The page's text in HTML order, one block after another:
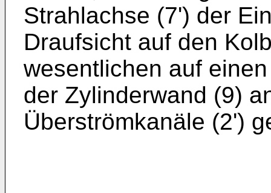
Strahlachse (7') der
Draufsicht auf den
wesentlichen auf
der Zylinderwand (9)
Überströmkanäle (2')